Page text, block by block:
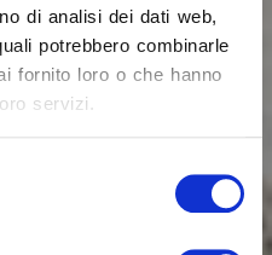
di analisi dei dati web,
potrebbero combinarle
fornito loro o che hanno
servizi.